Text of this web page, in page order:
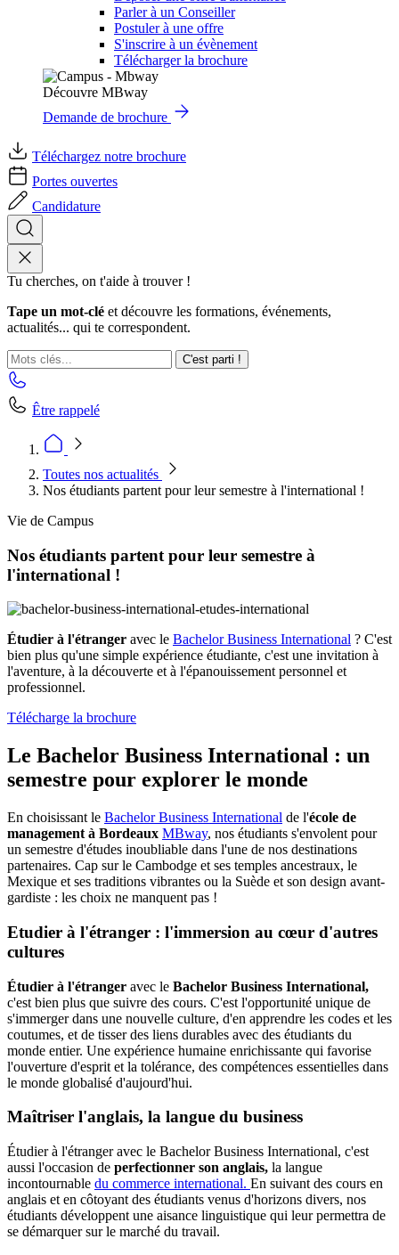
Parler à un Conseiller
Postuler à une offre
S'inscrire à un évènement
Télécharger la brochure
Découvre MBway
Demande de brochure
Téléchargez notre brochure
Portes ouvertes
Candidature
Tu cherches, on t'aide à trouver !
Tape un mot-clé et découvre les formations, événements,
actualités... qui te correspondent.
C'est parti !
Être rappelé
Toutes nos actualités
Nos étudiants partent pour leur semestre à l'international !
Vie de Campus
Nos étudiants partent pour leur semestre à
l'international !
Étudier à l'étranger avec le Bachelor Business International ? C'est
bien plus qu'une simple expérience étudiante, c'est une invitation à
l'aventure, à la découverte et à l'épanouissement personnel et
professionnel.
Télécharge la brochure
Le Bachelor Business International : un
semestre pour explorer le monde
En choisissant le Bachelor Business International de l'école de
management à Bordeaux MBway, nos étudiants s'envolent pour
un semestre d'études inoubliable dans l'une de nos destinations
partenaires. Cap sur le Cambodge et ses temples ancestraux, le
Mexique et ses traditions vibrantes ou la Suède et son design avant-
gardiste : les choix ne manquent pas !
Etudier à l'étranger : l'immersion au cœur d'autres
cultures
Étudier à l'étranger avec le Bachelor Business International,
c'est bien plus que suivre des cours. C'est l'opportunité unique de
s'immerger dans une nouvelle culture, d'en apprendre les codes et les
coutumes, et de tisser des liens durables avec des étudiants du
monde entier. Une expérience humaine enrichissante qui favorise
l'ouverture d'esprit et la tolérance, des compétences essentielles dans
le monde globalisé d'aujourd'hui.
Maîtriser l'anglais, la langue du business
Étudier à l'étranger avec le Bachelor Business International, c'est
aussi l'occasion de perfectionner son anglais, la langue
incontournable du commerce international. En suivant des cours en
anglais et en côtoyant des étudiants venus d'horizons divers, nos
étudiants développent une aisance linguistique qui leur permettra de
se démarquer sur le marché du travail.